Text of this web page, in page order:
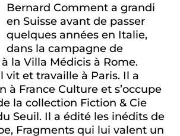
Bernard Comment a grandi
en Suisse avant de passer
quelques années en Italie,
dans la campagne de
la Villa Médicis à Rome.
vit et travaille à Paris. Il a
à France Culture et s’occupe
la collection Fiction & Cie
Seuil. Il a édité les inédits de
Fragments qui lui valent un